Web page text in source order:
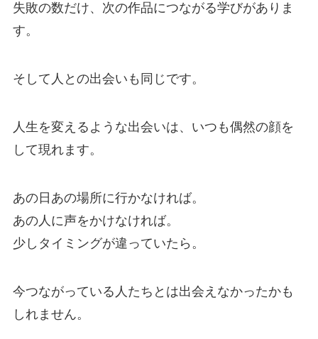
失敗の数だけ、次の作品につながる学びがありま
す。
そして人との出会いも同じです。
人生を変えるような出会いは、いつも偶然の顔を
して現れます。
あの日あの場所に行かなければ。
あの人に声をかけなければ。
少しタイミングが違っていたら。
今つながっている人たちとは出会えなかったかも
しれません。